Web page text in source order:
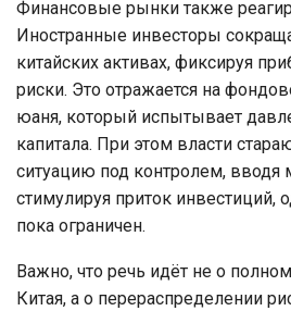
Финансовые рынки также
Иностранные инвесторы
китайских активах, фиксируя
риски. Это отражается на
юаня, который испытывает
капитала. При этом власти
ситуацию под контролем,
стимулируя приток инвестиций,
пока ограничен.
Важно, что речь идёт не о
Китая, а о перераспределении